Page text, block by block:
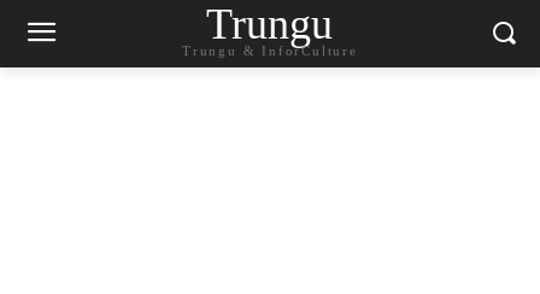
Trungu
Trungu & InforCulture